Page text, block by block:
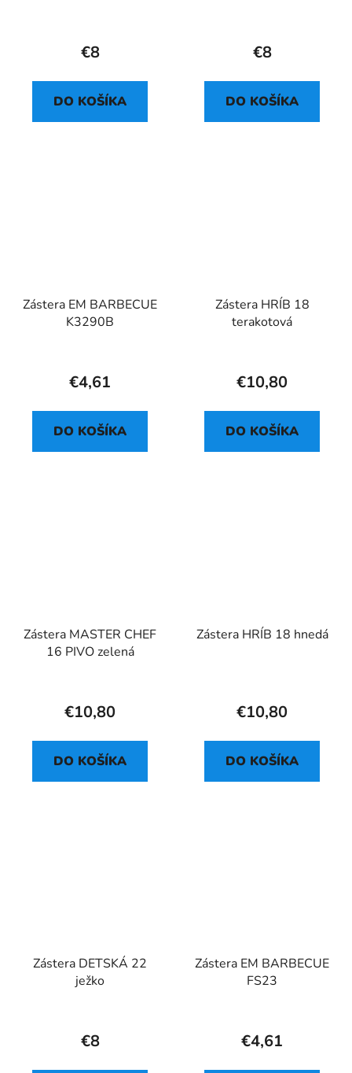
€8
DO KOŠÍKA
€8
DO KOŠÍKA
Zástera EM BARBECUE
K3290B
€4,61
DO KOŠÍKA
Zástera HRÍB 18
terakotová
€10,80
DO KOŠÍKA
Zástera MASTER CHEF
16 PIVO zelená
€10,80
DO KOŠÍKA
Zástera HRÍB 18 hnedá
€10,80
DO KOŠÍKA
Zástera DETSKÁ 22
ježko
€8
Zástera EM BARBECUE
FS23
€4,61